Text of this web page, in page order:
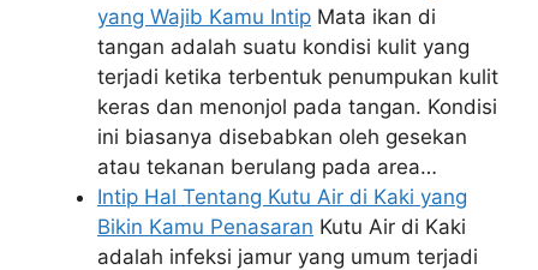
yang Wajib Kamu Intip Mata ikan di
tangan adalah suatu kondisi kulit yang
terjadi ketika terbentuk penumpukan kulit
keras dan menonjol pada tangan. Kondisi
ini biasanya disebabkan oleh gesekan
atau tekanan berulang pada area…
Intip Hal Tentang Kutu Air di Kaki yang
Bikin Kamu Penasaran Kutu Air di Kaki
adalah infeksi jamur yang umum terjadi